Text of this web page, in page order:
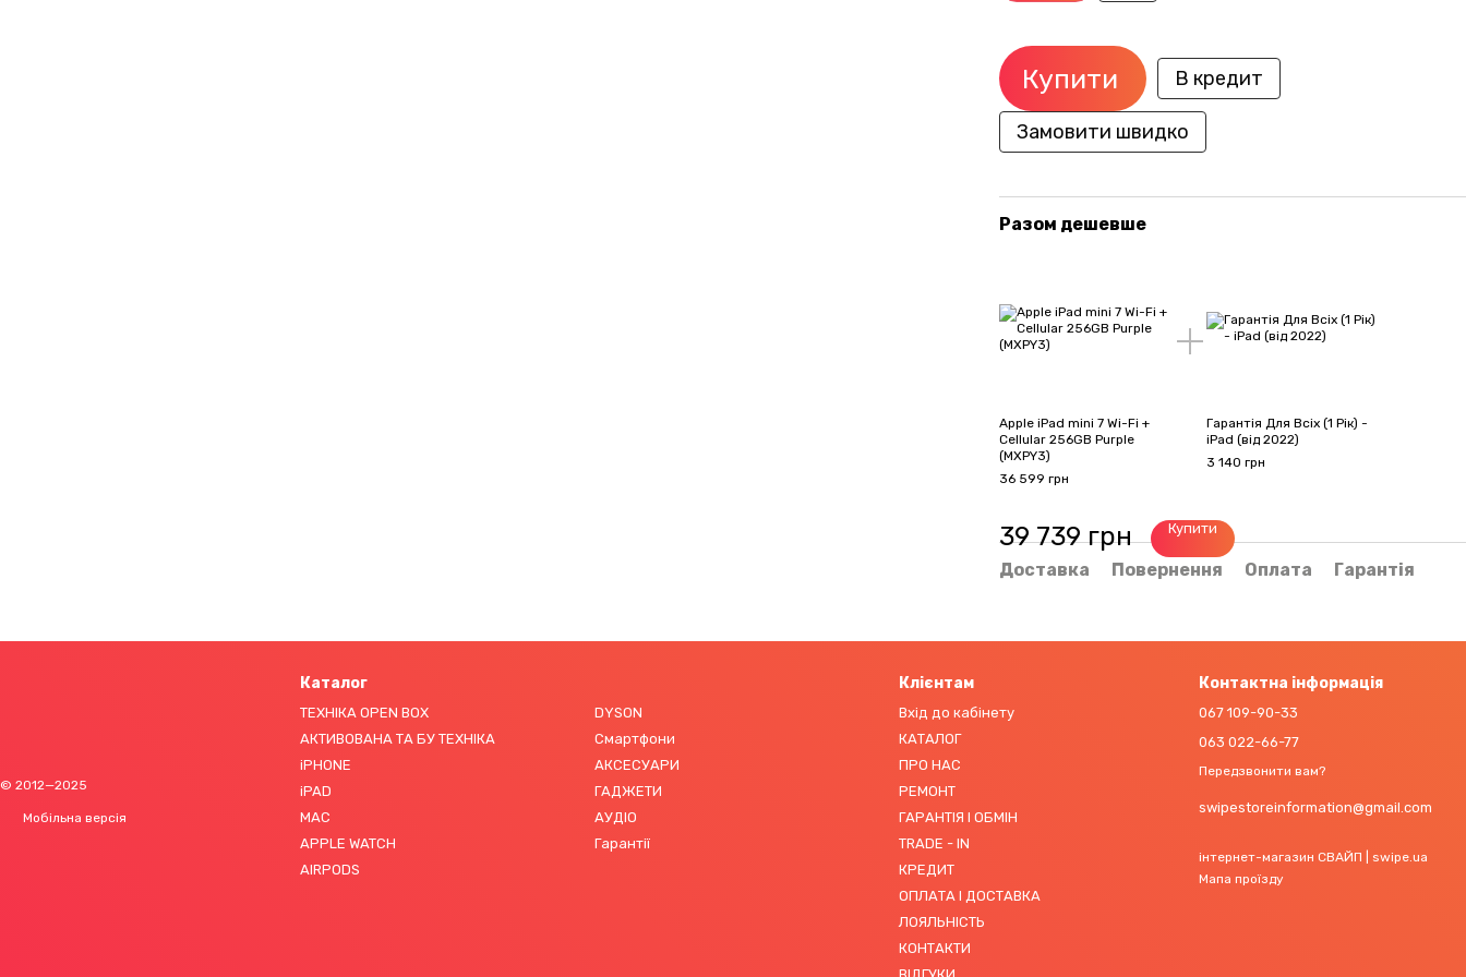
Купити В кредит
Замовити швидко
Разом дешевше
Apple iPad mini 7 Wi-Fi +
Cellular 256GB Purple
(MXPY3)
36 599 грн
Гарантія Для Всіх (1 Рік) -
iPad (від 2022)
3 140 грн
39 739 грн Купити
Доставка Повернення Оплата Гарантія
© 2012—2025
Мобільна версія
Каталог
ТЕХНІКА OPEN BOX
АКТИВОВАНА ТА БУ ТЕХНІКА
iPHONE
iPAD
MAC
APPLE WATCH
AIRPODS
DYSON
Смартфони
АКСЕСУАРИ
ГАДЖЕТИ
АУДІО
Гарантії
Клієнтам
Вхід до кабінету
КАТАЛОГ
ПРО НАС
РЕМОНТ
ГАРАНТІЯ І ОБМІН
TRADE - IN
КРЕДИТ
ОПЛАТА І ДОСТАВКА
ЛОЯЛЬНІСТЬ
КОНТАКТИ
Контактна інформація
067 109-90-33
063 022-66-77
Передзвонити вам?
swipestoreinformation@gmail.com
інтернет-магазин СВАЙП | swipe.ua
Мапа проїзду